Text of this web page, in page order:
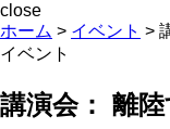
close
ホーム > イベント >
イベント
講演会： 離